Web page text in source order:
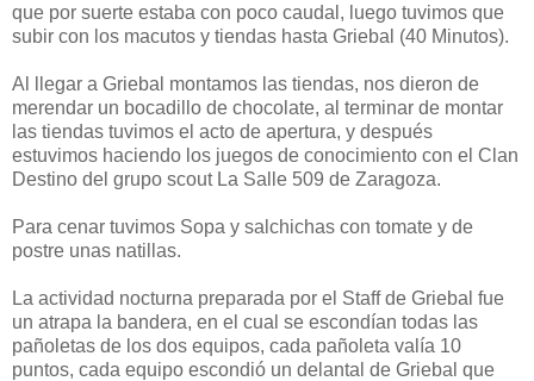
que por suerte estaba con poco caudal, luego tuvimos que
subir con los macutos y tiendas hasta Griebal (40 Minutos).
Al llegar a Griebal montamos las tiendas, nos dieron de
merendar un bocadillo de chocolate, al terminar de montar
las tiendas tuvimos el acto de apertura, y después
estuvimos haciendo los juegos de conocimiento con el Clan
Destino del grupo scout La Salle 509 de Zaragoza.
Para cenar tuvimos Sopa y salchichas con tomate y de
postre unas natillas.
La actividad nocturna preparada por el Staff de Griebal fue
un atrapa la bandera, en el cual se escondían todas las
pañoletas de los dos equipos, cada pañoleta valía 10
puntos, cada equipo escondió un delantal de Griebal que